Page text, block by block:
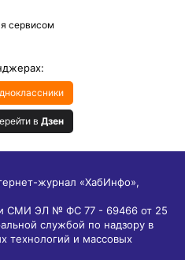
сервисом
в Дзен
журнал «ХабИнфо»,
СМИ ЭЛ № ФС 77 - 69466 от 25
службой по надзору в
технологий и массовых